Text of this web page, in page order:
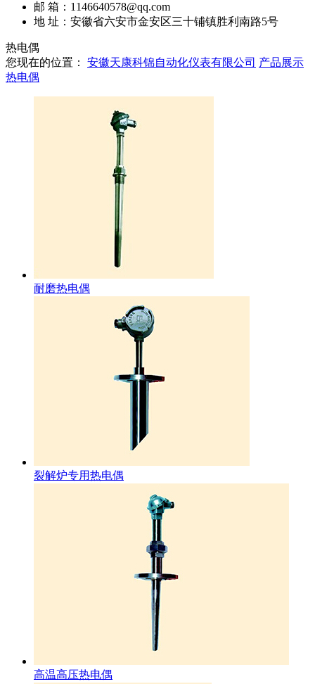
邮 箱：1146640578@qq.com
地 址：安徽省六安市金安区三十铺镇胜利南路5号
热电偶
您现在的位置： 安徽天康科锦自动化仪表有限公司 产品展示
热电偶
耐磨热电偶
裂解炉专用热电偶
高温高压热电偶